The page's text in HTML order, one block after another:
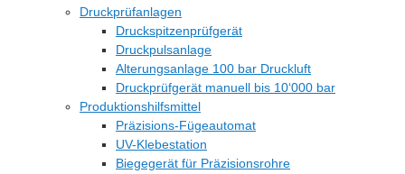
Druckprüfanlagen
Druckspitzenprüfgerät
Druckpulsanlage
Alterungsanlage 100 bar Druckluft
Druckprüfgerät manuell bis 10‘000 bar
Produktionshilfsmittel
Präzisions-Fügeautomat
UV-Klebestation
Biegegerät für Präzisionsrohre